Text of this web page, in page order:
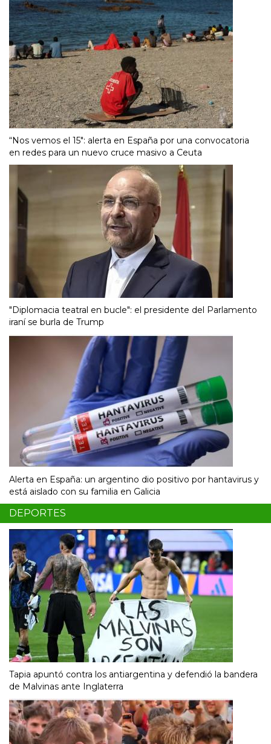
“Nos vemos el 15″: alerta en España por una convocatoria
en redes para un nuevo cruce masivo a Ceuta
"Diplomacia teatral en bucle": el presidente del Parlamento
iraní se burla de Trump
Alerta en España: un argentino dio positivo por hantavirus y
está aislado con su familia en Galicia
DEPORTES
Tapia apuntó contra los antiargentina y defendió la bandera
de Malvinas ante Inglaterra